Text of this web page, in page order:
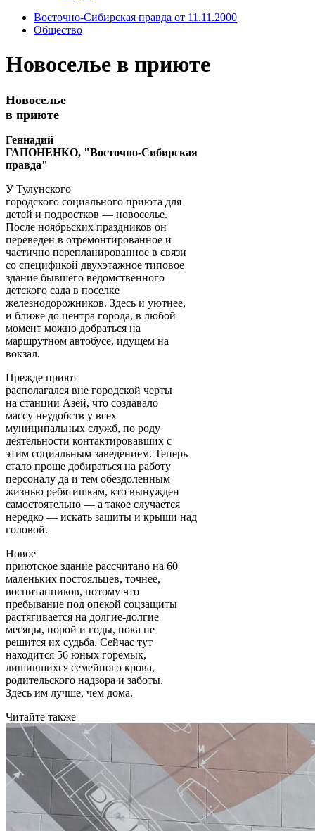
Восточно-Сибирская правда от 11.11.2000
Общество
Новоселье в приюте
Новоселье
в приюте
Геннадий
ГАПОНЕНКО, "Восточно-Сибирская
правда"
У Тулунского
городского социального приюта для
детей и подростков — новоселье.
После ноябрьских праздников он
переведен в отремонтированное и
частично перепланированное в связи
со спецификой двухэтажное типовое
здание бывшего ведомственного
детского сада в поселке
железнодорожников. Здесь и уютнее,
и ближе до центра города, в любой
момент можно добраться на
маршрутном автобусе, идущем на
вокзал.
Прежде приют
располагался вне городской черты
на станции Азей, что создавало
массу неудобств у всех
муниципальных служб, по роду
деятельности контактировавших с
этим социальным заведением. Теперь
стало проще добираться на работу
персоналу да и тем обездоленным
жизнью ребятишкам, кто вынужден
самостоятельно — а такое случается
нередко — искать защиты и крыши над
головой.
Новое
приютское здание рассчитано на 60
маленьких постояльцев, точнее,
воспитанников, потому что
пребывание под опекой соцзащиты
растягивается на долгие-долгие
месяцы, порой и годы, пока не
решится их судьба. Сейчас тут
находится 56 юных горемык,
лишившихся семейного крова,
родительского надзора и заботы.
Здесь им лучше, чем дома.
Читайте также